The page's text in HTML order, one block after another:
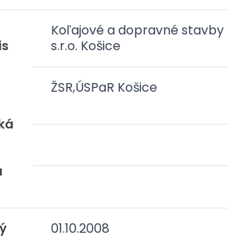
Koľajové a dopravné stavby
s.r.o. Košice
ŽSR,ÚSPaR Košice
01.10.2008